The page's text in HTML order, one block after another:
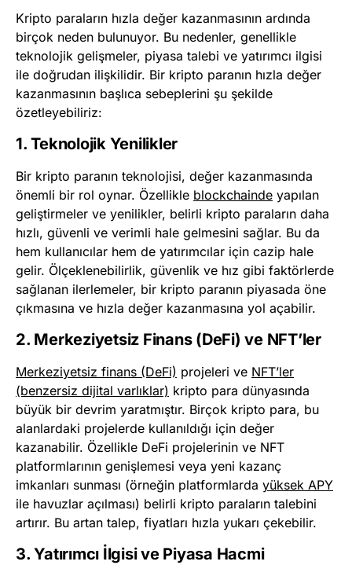
Kripto paraların hızla değer kazanmasının ardında
birçok neden bulunuyor. Bu nedenler, genellikle
teknolojik gelişmeler, piyasa talebi ve yatırımcı ilgisi
ile doğrudan ilişkilidir. Bir kripto paranın hızla değer
kazanmasının başlıca sebeplerini şu şekilde
özetleyebiliriz:
1. Teknolojik Yenilikler
Bir kripto paranın teknolojisi, değer kazanmasında
önemli bir rol oynar. Özellikle blockchainde yapılan
geliştirmeler ve yenilikler, belirli kripto paraların daha
hızlı, güvenli ve verimli hale gelmesini sağlar. Bu da
hem kullanıcılar hem de yatırımcılar için cazip hale
gelir. Ölçeklenebilirlik, güvenlik ve hız gibi faktörlerde
sağlanan ilerlemeler, bir kripto paranın piyasada öne
çıkmasına ve hızla değer kazanmasına yol açabilir.
2. Merkeziyetsiz Finans (DeFi) ve NFT’ler
Merkeziyetsiz finans (DeFi) projeleri ve NFT’ler
(benzersiz dijital varlıklar) kripto para dünyasında
büyük bir devrim yaratmıştır. Birçok kripto para, bu
alanlardaki projelerde kullanıldığı için değer
kazanabilir. Özellikle DeFi projelerinin ve NFT
platformlarının genişlemesi veya yeni kazanç
imkanları sunması (örneğin platformlarda yüksek APY
ile havuzlar açılması) belirli kripto paraların talebini
artırır. Bu artan talep, fiyatları hızla yukarı çekebilir.
3. Yatırımcı İlgisi ve Piyasa Hacmi